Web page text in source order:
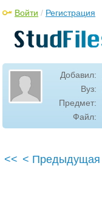
Войти / Регистрация
Добавил:
Вуз:
Предмет:
Файл:
<< < Предыдущая